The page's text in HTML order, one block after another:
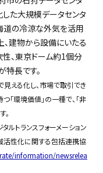
した大規模データセンタ
道の冷涼な外気を活用
建物から設備にいたる
、東京ドーム約1個分
特長です。
える化し、市場で取引でき
「環境価値」の一種で、「非
。
ルトランスフォーメーション
活性化に関する包括連携協
information/newsrelea